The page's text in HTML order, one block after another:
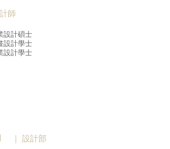
師
設計碩士​
設計學士
設計學士
｜ 設計部